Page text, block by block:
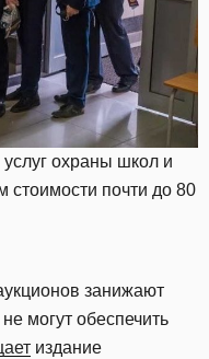
охраны школ и
почти до 80
занижают
могут обеспечить
издание